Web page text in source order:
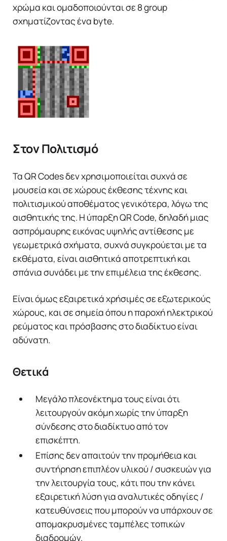
χρώμα και ομαδοποιούνται σε 8 group
σχηματίζοντας ένα byte.
Στον Πολιτισμό
Τα QR Codes δεν χρησιμοποιείται συχνά σε
μουσεία και σε χώρους έκθεσης τέχνης και
πολιτισμικού αποθέματος γενικότερα, λόγω της
αισθητικής της. Η ύπαρξη QR Code, δηλαδή μιας
ασπρόμαυρης εικόνας υψηλής αντίθεσης με
γεωμετρικά σχήματα, συχνά συγκρούεται με τα
εκθέματα, είναι αισθητικά αποτρεπτική και
σπάνια συνάδει με την επιμέλεια της έκθεσης.
Είναι όμως εξαιρετικά χρήσιμές σε εξωτερικούς
χώρους, και σε σημεία όπου η παροχή ηλεκτρικού
ρεύματος και πρόσβασης στο διαδίκτυο είναι
αδύνατη.
Θετικά
Μεγάλο πλεονέκτημα τους είναι ότι
λειτουργούν ακόμη χωρίς την ύπαρξη
σύνδεσης στο διαδίκτυο από τον
επισκέπτη.
Επίσης δεν απαιτούν την προμήθεια και
συντήρηση επιπλέον υλικού / συσκευών για
την λειτουργία τους, κάτι που την κάνει
εξαιρετική λύση για αναλυτικές οδηγίες /
κατευθύνσεις που μπορούν να υπάρχουν σε
απομακρυσμένες ταμπέλες τοπικών
διαδρομών.